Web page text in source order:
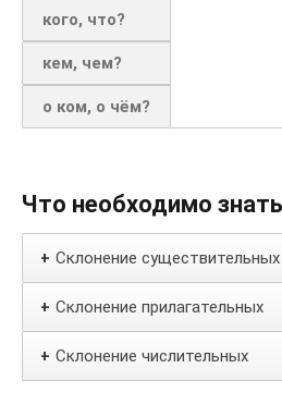
кого, что?
кем, чем?
о ком, о чём?
Что необходимо
+ Склонение существительных
+ Склонение прилагательных
+ Склонение числительных